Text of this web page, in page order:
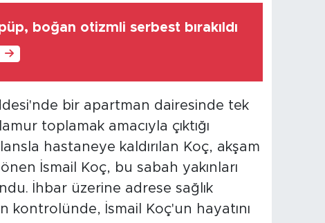
boğan otizmli serbest bırakıldı
bir apartman dairesinde tek
toplamak amacıyla çıktığı
hastaneye kaldırılan Koç, akşam
İsmail Koç, bu sabah yakınları
İhbar üzerine adrese sağlık
kontrolünde, İsmail Koç'un hayatını